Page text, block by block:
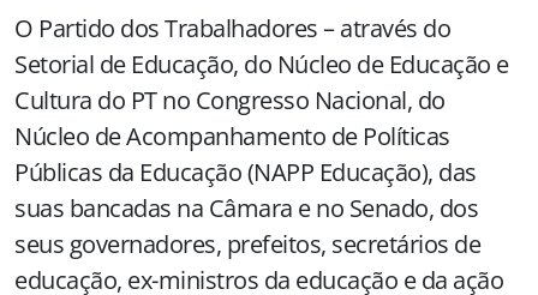
O Partido dos Trabalhadores – através do
Setorial de Educação, do Núcleo de Educação e
Cultura do PT no Congresso Nacional, do
Núcleo de Acompanhamento de Políticas
Públicas da Educação (NAPP Educação), das
suas bancadas na Câmara e no Senado, dos
seus governadores, prefeitos, secretários de
educação, ex-ministros da educação e da ação